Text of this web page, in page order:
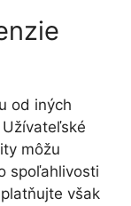
od iných
môžu
spoľahlivosti
však